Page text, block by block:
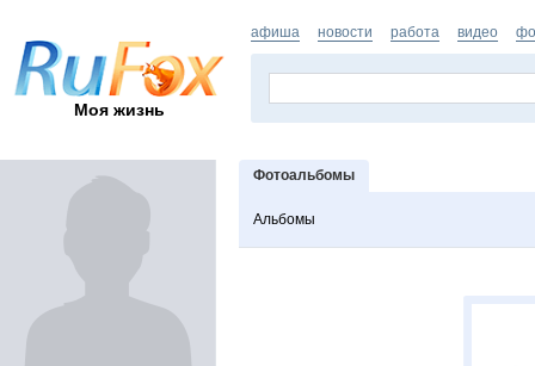
Моя жизнь
афиша новости работа видео
Фотоальбомы
Альбомы